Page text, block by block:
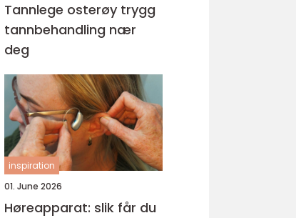
Tannlege osterøy trygg
tannbehandling nær
deg
inspiration
01. June 2026
Høreapparat: slik får du